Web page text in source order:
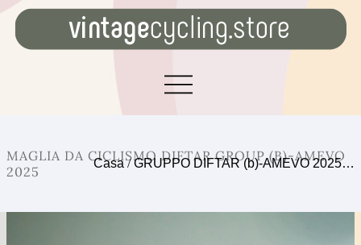
MAGLIA DA CICLISMO DIFTAR GROUP (B)-AMEVO
2025
Casa/GRUPPO DIFTAR (b)-AMEVO 2025…